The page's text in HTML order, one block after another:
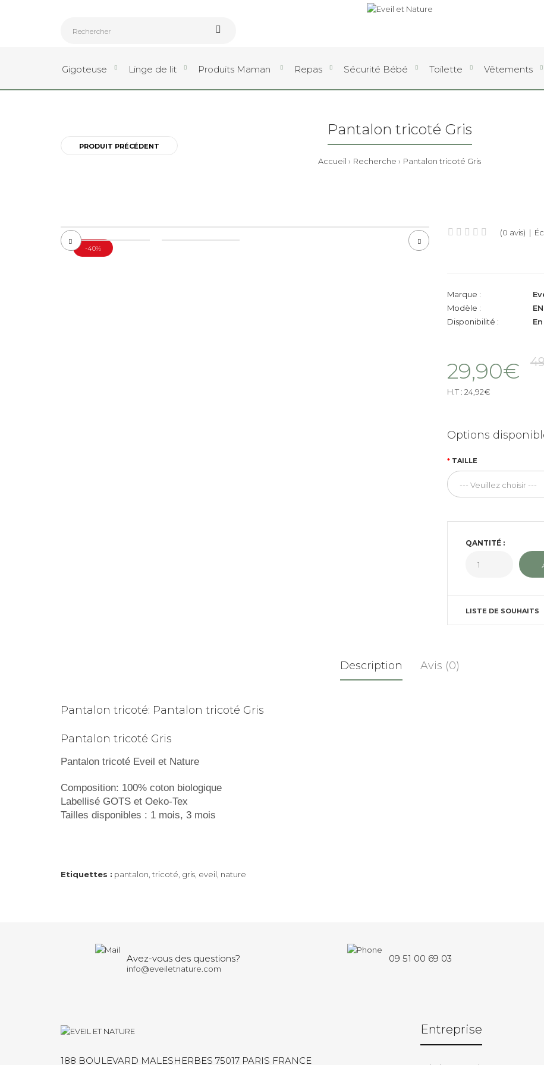
Gigoteuse Linge de lit Produits Maman Repas Sécurité Bébé Toilette Vêtements
PRODUIT PRÉCÉDENT
Pantalon tricoté Gris
Accueil Recherche Pantalon tricoté Gris
-40%
(0 avis) |
Marque :
Modèle :
Disponibilité :
29,90€
H.T : 24,92€
Options
TAILLE
QANTITÉ :
LISTE DE SOUHAITS
Description Avis (0)
Pantalon tricoté: Pantalon tricoté Gris
Pantalon tricoté Gris
Pantalon tricoté Eveil et Nature
Composition: 100% coton biologique
Labellisé GOTS et Oeko-Tex
Tailles disponibles : 1 mois, 3 mois
Etiquettes : pantalon tricoté gris eveil nature
Avez-vous des questions?
info@eveiletnature.com
09 51 00 69 03
188 BOULEVARD MALESHERBES 75017 PARIS FRANCE
Entreprise